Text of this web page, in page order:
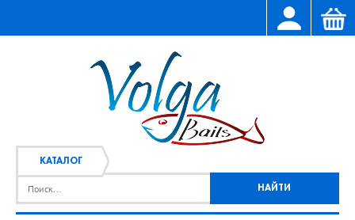
КАТАЛОГ